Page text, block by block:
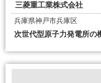
三菱重工業株式会社
兵庫県神戸市兵庫区
次世代型原子力発電所の